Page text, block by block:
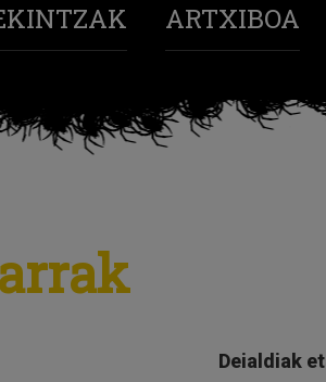
ARTXIBOA
Deialdiak